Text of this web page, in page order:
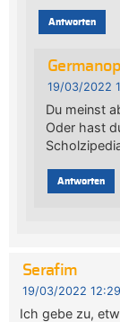
Antworten
19/03/2022
Du meinst
Oder hast
Antworten
Serafim
19/03/2022 12:29
Ich gebe zu,